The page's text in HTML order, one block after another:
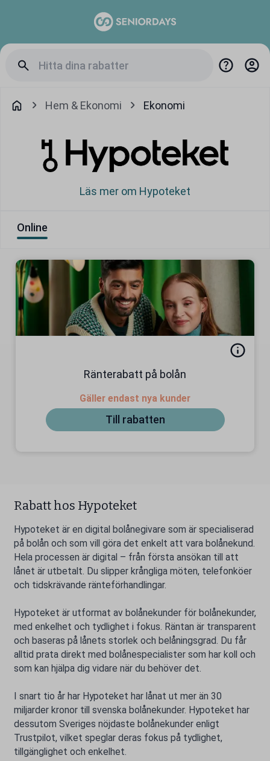
Hem & Ekonomi Ekonomi
Läs mer om Hypoteket
Online
Ränterabatt på bolån
Gäller endast nya kunder
Till rabatten
Rabatt hos Hypoteket
Hypoteket är en digital bolånegivare som är specialiserad
på bolån och som vill göra det enkelt att vara bolånekund.
Hela processen är digital – från första ansökan till att
lånet är utbetalt. Du slipper krångliga möten, telefonköer
och tidskrävande ränteförhandlingar.
Hypoteket är utformat av bolånekunder för bolånekunder,
med enkelhet och tydlighet i fokus. Räntan är transparent
och baseras på lånets storlek och belåningsgrad. Du får
alltid prata direkt med bolånespecialister som har koll och
som kan hjälpa dig vidare när du behöver det.
I snart tio år har Hypoteket har lånat ut mer än 30
miljarder kronor till svenska bolånekunder. Hypoteket har
dessutom Sveriges nöjdaste bolånekunder enligt
Trustpilot, vilket speglar deras fokus på tydlighet,
tillgänglighet och enkelhet.